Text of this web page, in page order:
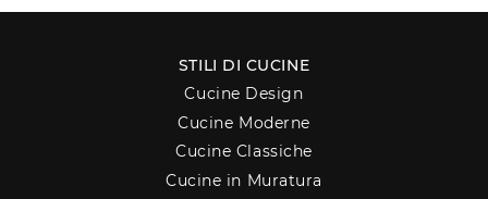
STILI DI CUCINE
Cucine Design
Cucine Moderne
Cucine Classiche
Cucine in Muratura